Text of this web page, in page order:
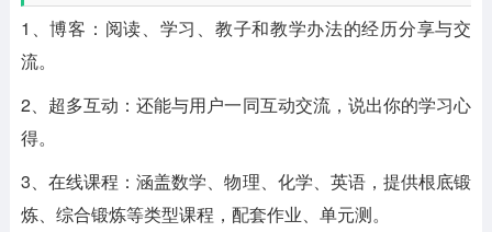
1、博客：阅读、学习、教子和教学办法的经历分享与交
流。
2、超多互动：还能与用户一同互动交流，说出你的学习心
得。
3、在线课程：涵盖数学、物理、化学、英语，提供根底锻
炼、综合锻炼等类型课程，配套作业、单元测。